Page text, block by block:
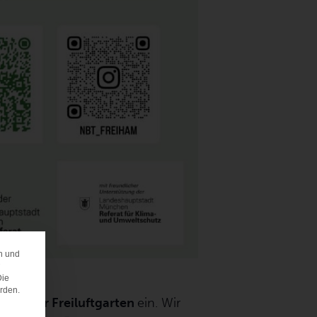
Freiluftgarten ein. Wir
und